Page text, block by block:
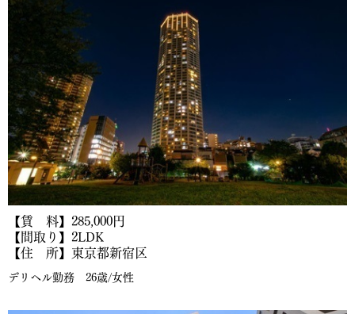
【賃 料】285,000円
【間取り】2LDK
【住 所】東京都新宿区
デリヘル勤務 26歳/女性